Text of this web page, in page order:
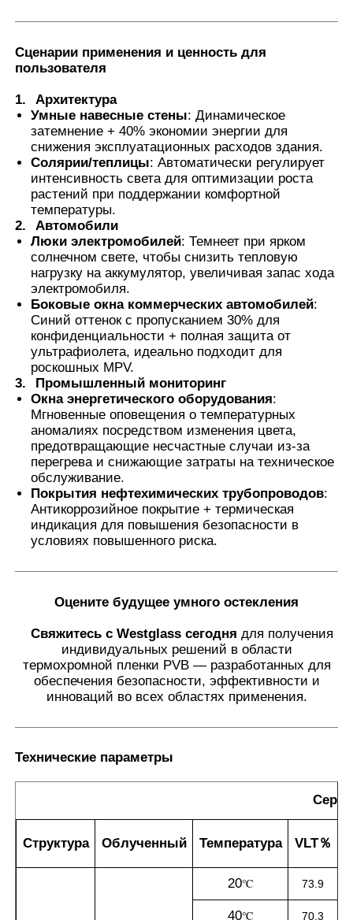
Сценарии применения и ценность для
пользователя
1.
Архитектура
Умные навесные стены: Динамическое
затемнение + 40% экономии энергии для
снижения эксплуатационных расходов здания.
Солярии/теплицы: Автоматически регулирует
интенсивность света для оптимизации роста
растений при поддержании комфортной
температуры.
2.
Автомобили
Люки электромобилей: Темнеет при ярком
солнечном свете, чтобы снизить тепловую
нагрузку на аккумулятор, увеличивая запас хода
электромобиля.
Боковые окна коммерческих автомобилей:
Синий оттенок с пропусканием 30% для
конфиденциальности + полная защита от
ультрафиолета, идеально подходит для
роскошных MPV.
3.
Промышленный мониторинг
Окна энергетического оборудования:
Мгновенные оповещения о температурных
аномалиях посредством изменения цвета,
предотвращающие несчастные случаи из-за
перегрева и снижающие затраты на техническое
обслуживание.
Покрытия нефтехимических трубопроводов:
Антикоррозийное покрытие + термическая
индикация для повышения безопасности в
условиях повышенного риска.
Оцените будущее умного остекления
Свяжитесь с Westglass сегодня для получения
индивидуальных решений в области
термохромной пленки PVB — разработанных для
обеспечения безопасности, эффективности и
инноваций во всех областях применения.
Технические параметры
Структура Облученный Температура VLT％
20℃ 73.9
40℃ 70.3